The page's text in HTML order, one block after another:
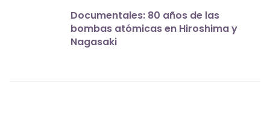
Documentales: 80 años de las
bombas atómicas en Hiroshima y
Nagasaki